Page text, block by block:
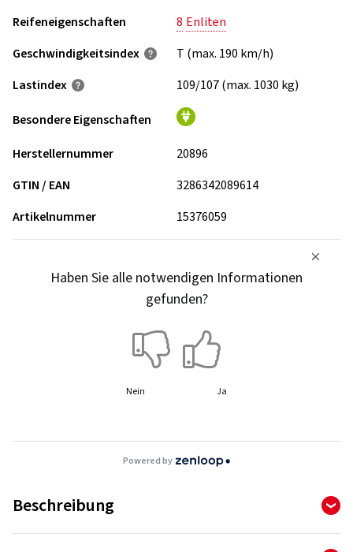
Reifeneigenschaften
8 Enliten
Geschwindigkeits­index
T (max. 190 km/h)
Lastindex
109/107 (max. 1030 kg)
Besondere Eigenschaften
Herstellernummer
20896
GTIN / EAN
3286342089614
Artikelnummer
15376059
Haben Sie alle notwendigen Informationen
gefunden?
Nein Ja
Powered by
Beschreibung
Der Duravis Van bereitet Sie darauf vor, bei Ihren täglichen